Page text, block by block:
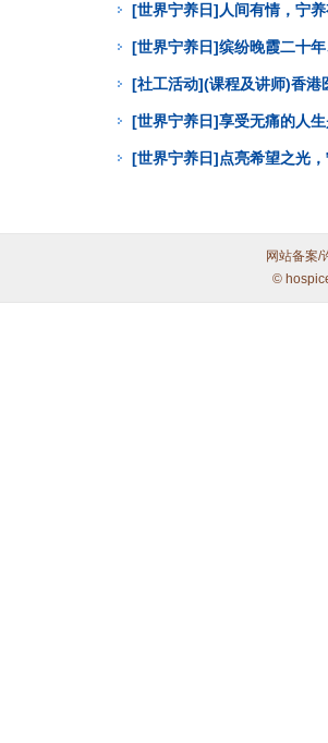
[世界宁养日]人间有情，宁
[世界宁养日]缤纷晚霞二十
[社工活动](课程及讲师)香
[世界宁养日]享受无痛的人
[世界宁养日]点亮希望之光
网站备案/
©